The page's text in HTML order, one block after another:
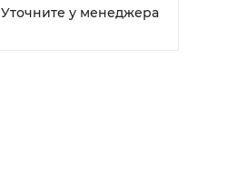
Уточните у менеджера